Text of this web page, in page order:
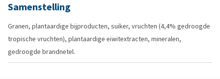
Samenstelling
Granen, plantaardige bijproducten, suiker, vruchten (4,4% gedroogde
tropische vruchten), plantaardige eiwitextracten, mineralen,
gedroogde brandnetel.